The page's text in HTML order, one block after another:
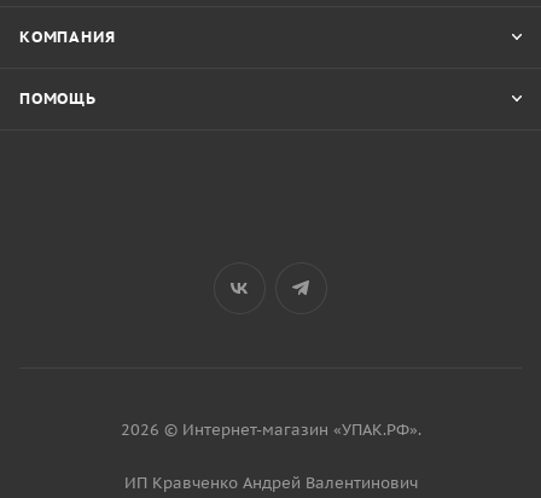
КОМПАНИЯ
ПОМОЩЬ
2026 © Интернет-магазин «УПАК.РФ».
ИП Кравченко Андрей Валентинович